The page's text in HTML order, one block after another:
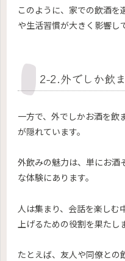
このように、家での飲酒
や生活習慣が大きく影響し
2-2.外でしか飲
一方で、外でしかお酒を飲
が隠れています。
外飲みの魅力は、単にお酒
な体験にあります。
人は集まり、会話を楽しむ
上げるための役割を果たし
たとえば、友人や同僚との